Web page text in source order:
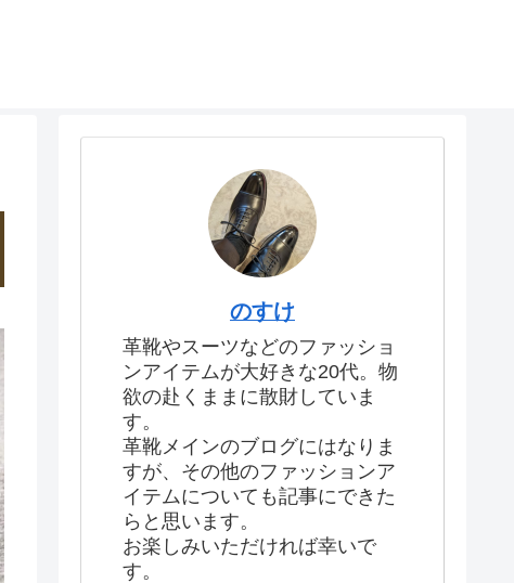
のすけ
革靴やスーツなどのファッショ
ンアイテムが大好きな20代。物
欲の赴くままに散財していま
す。
革靴メインのブログにはなりま
すが、その他のファッションア
イテムについても記事にできた
らと思います。
お楽しみいただければ幸いで
す。